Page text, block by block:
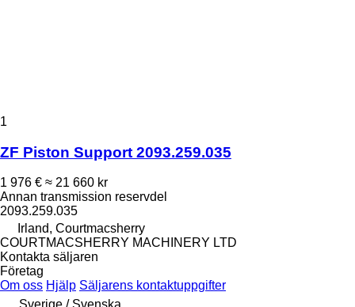
1
ZF Piston Support 2093.259.035
1 976 € ≈ 21 660 kr
Annan transmission reservdel
2093.259.035
Irland, Courtmacsherry
COURTMACSHERRY MACHINERY LTD
Kontakta säljaren
Företag
Om oss Hjälp Säljarens kontaktuppgifter